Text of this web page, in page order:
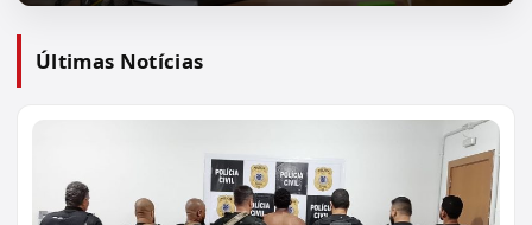
Últimas Notícias